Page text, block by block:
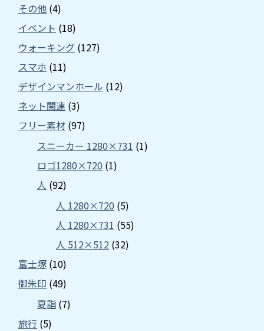
その他 (4)
イベント (18)
ウォーキング (127)
スマホ (11)
デザインマンホール (12)
ネット関連 (3)
フリー素材 (97)
スニーカー 1280×731 (1)
ロゴ1280×720 (1)
人 (92)
人 1280×720 (5)
人 1280×731 (55)
人 512×512 (32)
富士塚 (10)
御朱印 (49)
夏詣 (7)
旅行 (5)